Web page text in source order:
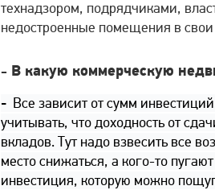
технадзором, подрядчиками,
недостроенные помещения в
- В какую коммерческую
- Все зависит от сумм
учитывать, что доходность от
вкладов. Тут надо взвесить все
место снижаться, а кого-то
инвестиция, которую можно